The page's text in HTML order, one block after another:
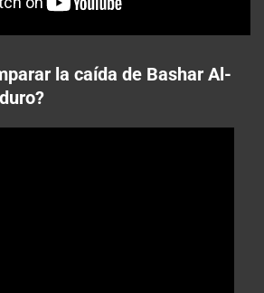
la caída de Bashar Al-